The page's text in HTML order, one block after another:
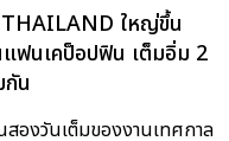
THAILAND ใหญ่ขึ้น
ฟนเคป็อปฟิน เต็มอิ่ม 2
กัน
องวันเต็มของงานเทศกาล